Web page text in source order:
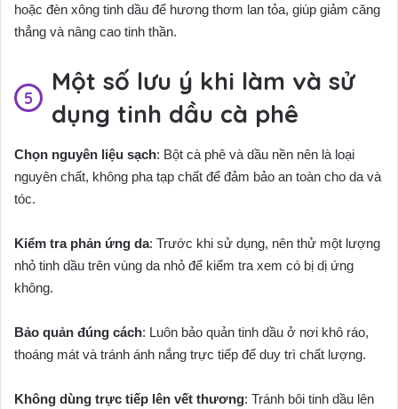
hoặc đèn xông tinh dầu để hương thơm lan tỏa, giúp giảm căng
thẳng và nâng cao tinh thần.
Một số lưu ý khi làm và sử
dụng tinh dầu cà phê
Chọn nguyên liệu sạch: Bột cà phê và dầu nền nên là loại
nguyên chất, không pha tạp chất để đảm bảo an toàn cho da và
tóc.
Kiểm tra phản ứng da: Trước khi sử dụng, nên thử một lượng
nhỏ tinh dầu trên vùng da nhỏ để kiểm tra xem có bị dị ứng
không.
Bảo quản đúng cách: Luôn bảo quản tinh dầu ở nơi khô ráo,
thoáng mát và tránh ánh nắng trực tiếp để duy trì chất lượng.
Không dùng trực tiếp lên vết thương: Tránh bôi tinh dầu lên